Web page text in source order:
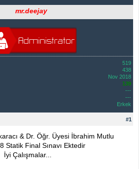
mr.deejay
519
438
Nov 2018
139
---
---
Erkek
#1
& Dr. Öğr. Üyesi İbrahim Mutlu
Statik Final Sınavı Ektedir
İyi Çalışmalar...